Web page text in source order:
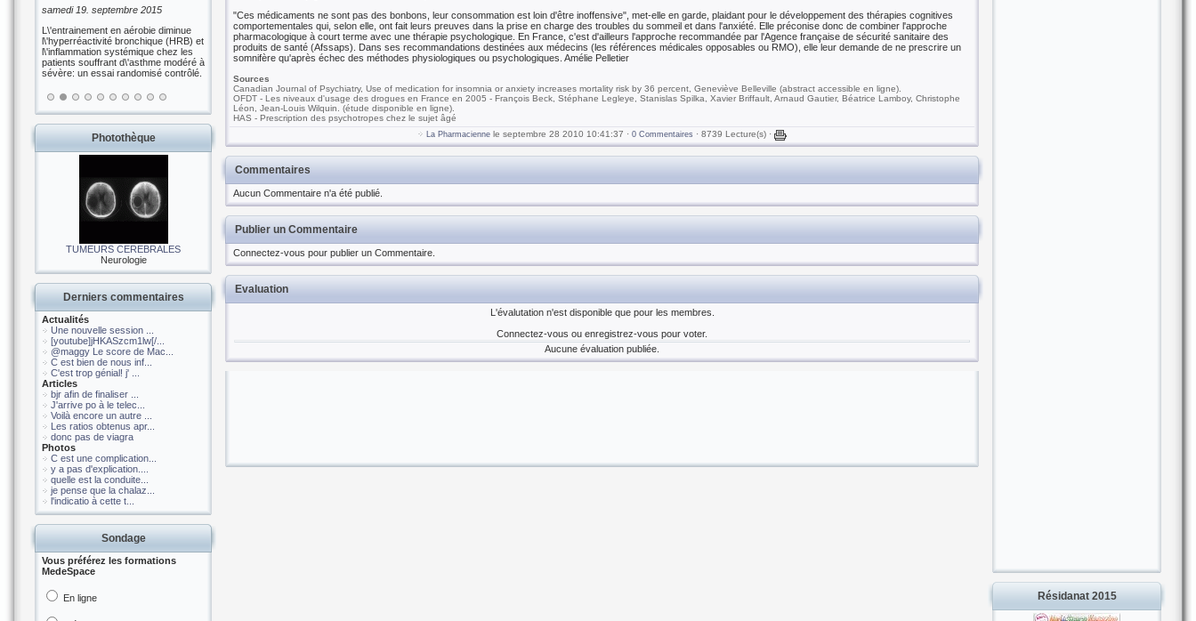
samedi 19. septembre 2015
L\'entrainement en aérobie diminue
l\'hyperréactivité bronchique (HRB) et
l\'inflammation systémique chez les
patients souffrant d\'asthme modéré à
sévère: un essai randomisé contrôlé.
Photothèque
TUMEURS CEREBRALES
Neurologie
Derniers commentaires
Actualités
Une nouvelle session ...
[youtube]jHKASzcm1lw[/...
@maggy Le score de Mac...
C est bien de nous inf...
C'est trop génial! j' ...
Articles
bjr afin de finaliser ...
J'arrive po à le telec...
Voilà encore un autre ...
Les ratios obtenus apr...
donc pas de viagra
Photos
C est une complication...
y a pas d'explication....
quelle est la conduite...
je pense que la chalaz...
l'indicatio à cette t...
Sondage
Vous préférez les formations
MedeSpace
En ligne
"Ces médicaments ne sont pas des bonbons, leur consommation est loin d'être inoffensive", met-elle en garde, plaidant pour le développement des thérapies cognitives
comportementales qui, selon elle, ont fait leurs preuves dans la prise en charge des troubles du sommeil et dans l'anxiété. Elle préconise donc de combiner l'approche
pharmacologique à court terme avec une thérapie psychologique. En France, c'est d'ailleurs l'approche recommandée par l'Agence française de sécurité sanitaire des
produits de santé (Afssaps). Dans ses recommandations destinées aux médecins (les références médicales opposables ou RMO), elle leur demande de ne prescrire un
somnifère qu'après échec des méthodes physiologiques ou psychologiques. Amélie Pelletier
Sources
Canadian Journal of Psychiatry, Use of medication for insomnia or anxiety increases mortality risk by 36 percent, Geneviève Belleville (abstract accessible en ligne).
OFDT - Les niveaux d'usage des drogues en France en 2005 - François Beck, Stéphane Legleye, Stanislas Spilka, Xavier Briffault, Arnaud Gautier, Béatrice Lamboy, Christophe
Léon, Jean-Louis Wilquin. (étude disponible en ligne).
HAS - Prescription des psychotropes chez le sujet âgé
La Pharmacienne le septembre 28 2010 10:41:37 · 0 Commentaires · 8739 Lecture(s) ·
Commentaires
Aucun Commentaire n'a été publié.
Publier un Commentaire
Connectez-vous pour publier un Commentaire.
Evaluation
L'évalutation n'est disponible que pour les membres.
Connectez-vous ou enregistrez-vous pour voter.
Aucune évaluation publiée.
Résidanat 2015